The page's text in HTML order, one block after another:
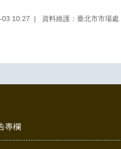
03 10:27 資料維護：臺北市市場處
專欄